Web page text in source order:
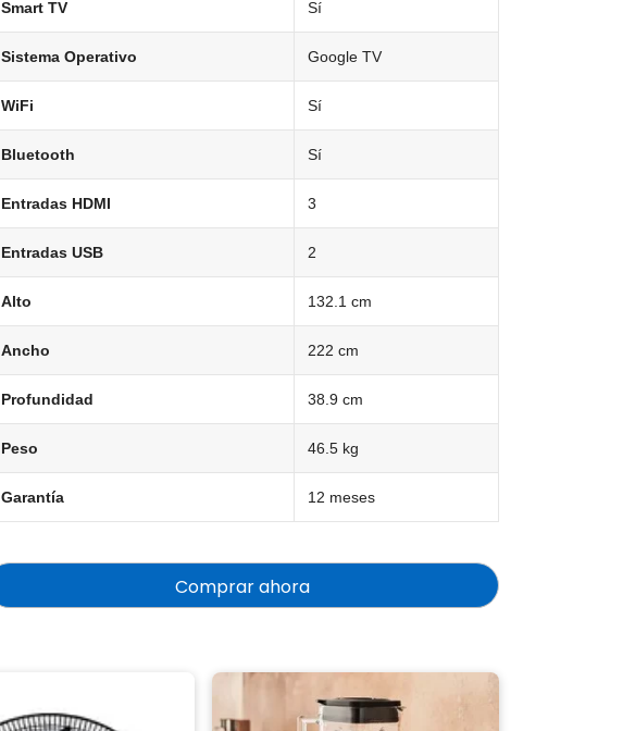
Smart TV Sí
Sistema Operativo Google TV
WiFi Sí
Bluetooth Sí
Entradas HDMI 3
Entradas USB 2
Alto 132.1 cm
Ancho 222 cm
Profundidad 38.9 cm
Peso 46.5 kg
Garantía 12 meses
Comprar ahora